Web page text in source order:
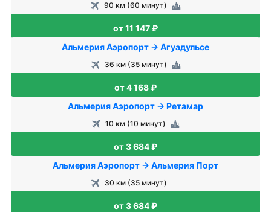
90 км (60 минут)
от 11 147 ₽
Альмерия Аэропорт → Агуадульсе
36 км (35 минут)
от 4 168 ₽
Альмерия Аэропорт → Ретамар
10 км (10 минут)
от 3 684 ₽
Альмерия Аэропорт → Альмерия Порт
30 км (35 минут)
от 3 684 ₽